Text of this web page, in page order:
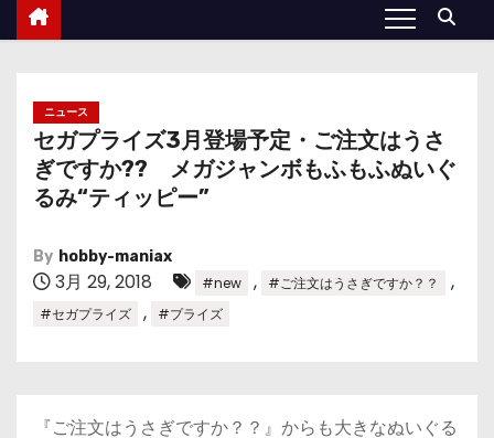
ニュース
セガプライズ3月登場予定・ご注文はうさ
ぎですか?? メガジャンボもふもふぬいぐ
るみ“ティッピー”
By hobby-maniax
3月 29, 2018 #new , #ご注文はうさぎですか？？ ,
#セガプライズ , #プライズ
『ご注文はうさぎですか？？』からも大きなぬいぐる